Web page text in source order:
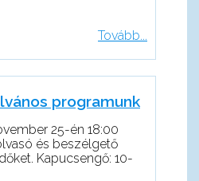
Tovább...
programunk
25-én 18:00
és beszélgető
Kapucsengő: 10-